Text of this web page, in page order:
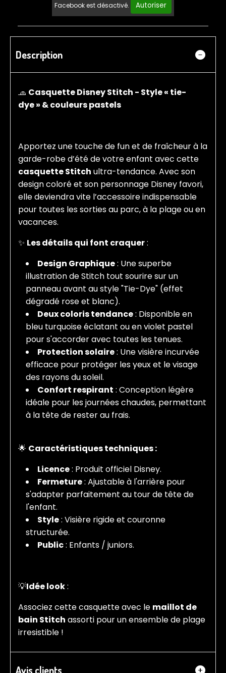
Facebook est désactivé. Autoriser
Description
🧢 Casquette Disney Stitch - Style « tie-
dye » & couleurs pastels
Apportez une touche de fun et de fraîcheur à la
garde-robe d’été de votre enfant avec cette
casquette Stitch ultra-tendance. Avec son
design coloré et son personnage Disney favori,
elle deviendra vite l’accessoire indispensable
pour toutes les sorties au parc, à la plage ou en
vacances.
✨ Les détails qui font craquer:
Design Graphique: Une superbe
illustration de Stitch tout sourire sur un
panneau avant au style "Tie-Dye" (effet
dégradé rose et blanc).
Deux coloris tendance: Disponible en
bleu turquoise éclatant ou en violet pastel
pour s'accorder avec toutes les tenues.
Protection solaire: Une visière incurvée
efficace pour protéger les yeux et le visage
des rayons du soleil.
Confort respirant : Conception légère
idéale pour les journées chaudes, permettant
à la tête de rester au frais.
🌟 Caractéristiques techniques :
Licence: Produit officiel Disney.
Fermeture: Ajustable à l'arrière pour
s'adapter parfaitement au tour de tête de
l'enfant.
Style: Visière rigide et couronne
structurée.
Public: Enfants / juniors.
💡Idée look:
Associez cette casquette avec le maillot de
bain Stitch assorti pour un ensemble de plage
irresistible !
Avis clients